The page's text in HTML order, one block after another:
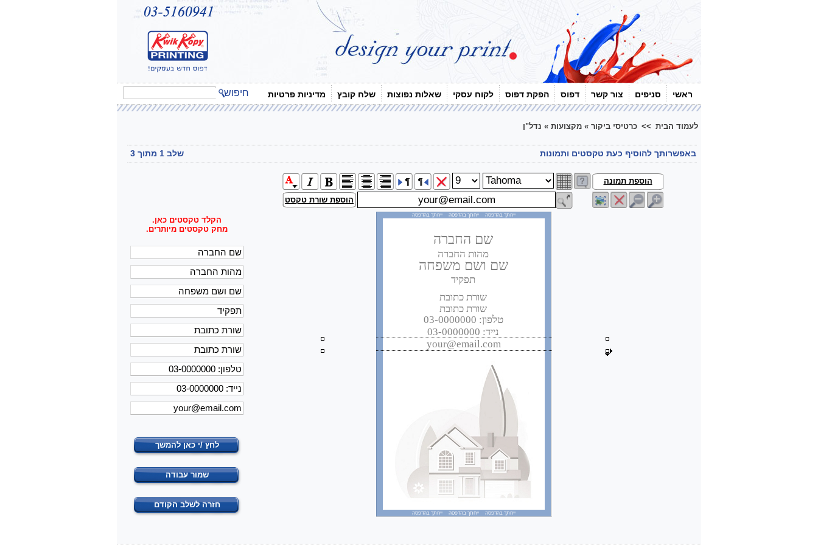
חיפוש ראשי סניפים צור קשר דפוס הפקת דפוס לקוח עסקי שאלות נפוצות שלח קובץ מדיניות פרטיות
לעמוד הבית >> כרטיסי ביקור » מקצועות » נדל"ן
באפשרותך להוסיף כעת טקסטים ותמונות שלב 1 מתוך 3
הוספת תמונה
הוספת שורת טקסט
שם החברה
מהות החברה
שם ושם משפחה
תפקיד
שורת כתובת
שורת כתובת
טלפון: 03-0000000
נייד: 03-0000000
your@email.com
ייחתך בהדפסה ייחתך בהדפסה ייחתך בהדפסה
ייחתך בהדפסה ייחתך בהדפסה ייחתך בהדפסה
הקלד טקסטים כאן.
מחק טקסטים מיותרים.
לחץ /י כאן להמשך
שמור עבודה
חזרה לשלב הקודם